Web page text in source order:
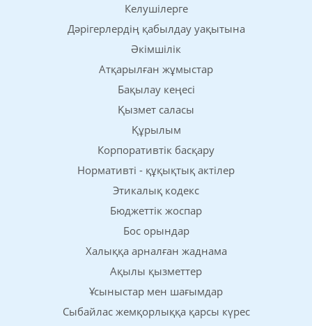
Келушілерге
Дәрігерлердің қабылдау уақытына
Әкімшілік
Атқарылған жұмыстар
Бақылау кеңесі
Қызмет саласы
Құрылым
Корпоративтік басқару
Нормативті - құқықтық актілер
Этикалық кодекс
Бюджеттік жоспар
Бос орындар
Халыққа арналған жаднама
Ақылы қызметтер
Ұсыныстар мен шағымдар
Сыбайлас жемқорлыққа қарсы күрес